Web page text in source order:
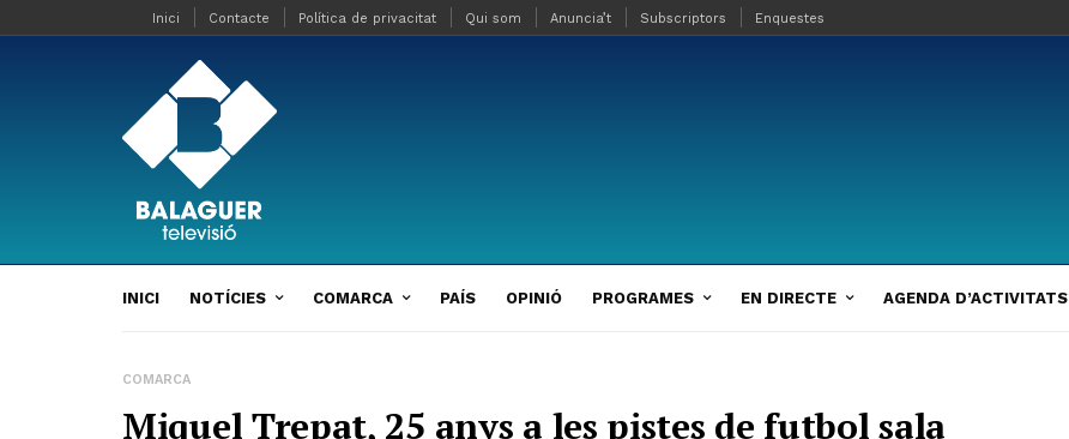
Inici Contacte Política de privacitat Qui som Anuncia’t Subscriptors Enquestes
INICI NOTÍCIES COMARCA PAÍS OPINIÓ PROGRAMES EN DIRECTE AGENDA D’ACTIVITATS
COMARCA
Miquel Trepat, 25 anys a les pistes de futbol sala